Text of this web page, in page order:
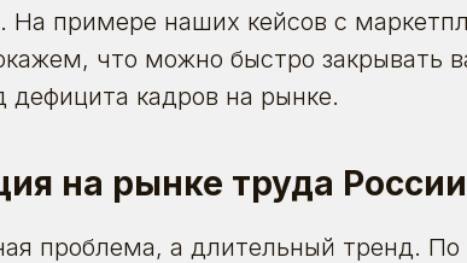
примере наших кейсов с
что можно быстро закрывать
кадров на рынке.
на рынке труда России
проблема, а длительный тренд. По